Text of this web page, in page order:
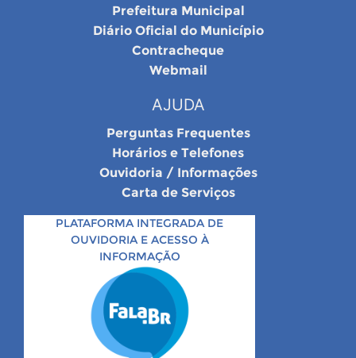
Prefeitura Municipal
Diário Oficial do Município
Contracheque
Webmail
AJUDA
Perguntas Frequentes
Horários e Telefones
Ouvidoria / Informações
Carta de Serviços
PLATAFORMA INTEGRADA DE
OUVIDORIA E ACESSO À
INFORMAÇÃO